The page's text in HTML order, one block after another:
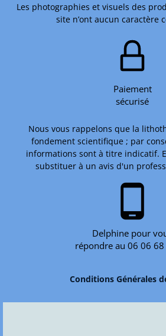
Les photographies et visuels des
site n’ont aucun caractère
Paiement
sécurisé
Nous vous rappelons que la
fondement scientifique ; par
informations sont à titre indicatif.
substituer à un avis d'un
phone_android
Delphine pour
répondre au 06 06
Conditions Générales